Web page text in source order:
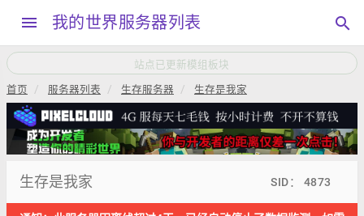
menu 我的世界服务器列表 search
本站QQ交流群792034208，加群请备注“服主”
首页 服务器列表 生存服务器 生存是我家
生存是我家 SID： 4873